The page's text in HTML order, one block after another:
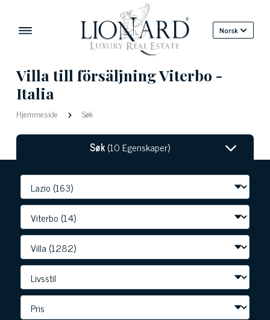
Norsk
Villa till försäljning Viterbo -
Italia
Hjemmeside Søk
Søk(10 Egenskaper)